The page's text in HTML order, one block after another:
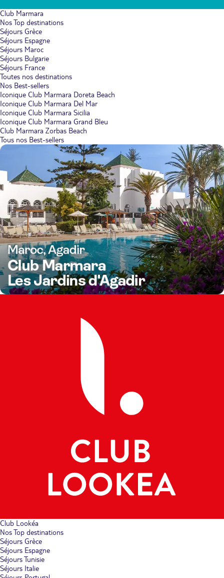
Club Marmara
Nos Top destinations
Séjours Grèce
Séjours Espagne
Séjours Maroc
Séjours Bulgarie
Séjours France
Toutes nos destinations
Nos Best-sellers
Iconique Club Marmara Doreta Beach
Iconique Club Marmara Del Mar
Iconique Club Marmara Sicilia
Iconique Club Marmara Grand Bleu
Club Marmara Zorbas Beach
Tous nos Best-sellers
Club Lookéa
Nos Top destinations
Séjours Grèce
Séjours Espagne
Séjours Tunisie
Séjours Italie